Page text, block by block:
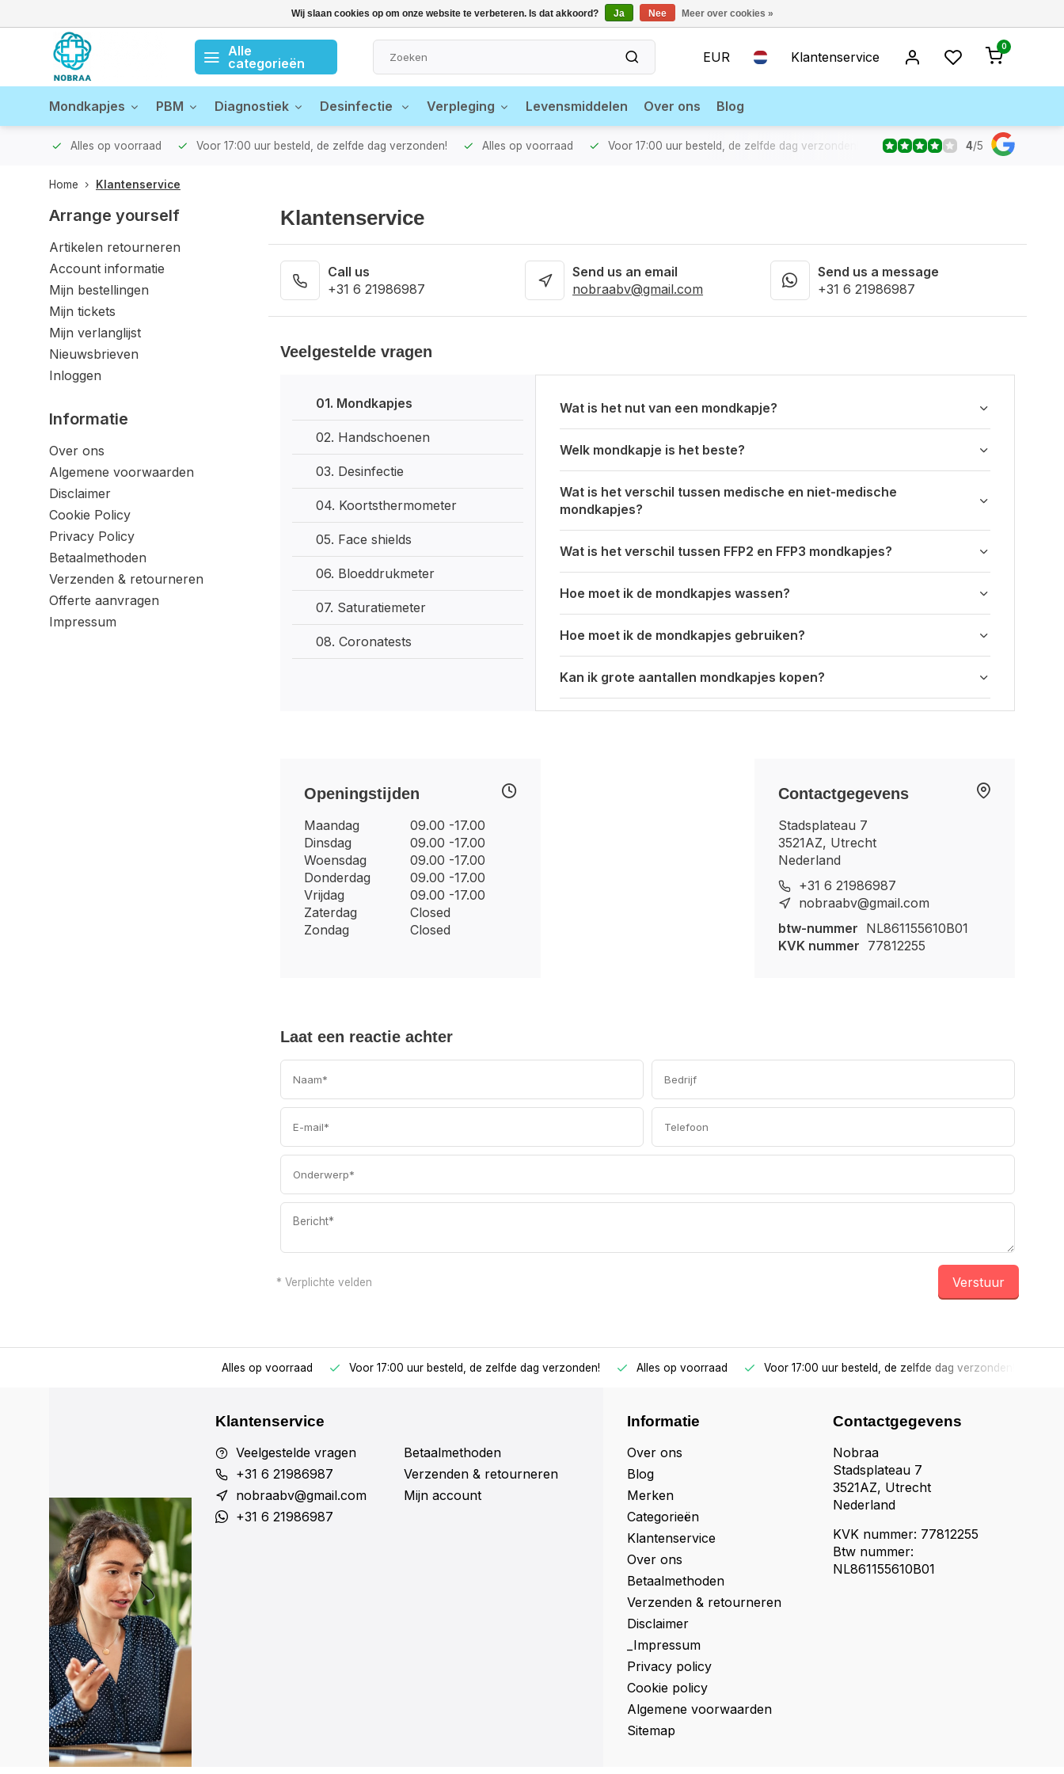
Alle
categorieën
EUR Klantenservice
0
Mondkapjes PBM Diagnostiek Desinfectie Verpleging Levensmiddelen Over ons Blog
Alles op voorraad Voor 17:00 uur besteld, de zelfde dag verzonden! Alles op voorraad Voor 17:00 uur besteld, de zelfde dag verzonden! 4/5
Home Klantenservice
Arrange yourself
Artikelen retourneren
Account informatie
Mijn bestellingen
Mijn tickets
Mijn verlanglijst
Nieuwsbrieven
Inloggen
Informatie
Over ons
Algemene voorwaarden
Disclaimer
Cookie Policy
Privacy Policy
Betaalmethoden
Verzenden & retourneren
Offerte aanvragen
Impressum
Klantenservice
Call us
+31 6 21986987
Send us an email
nobraabv@gmail.com
Send us a message
+31 6 21986987
Veelgestelde vragen
01. Mondkapjes
02. Handschoenen
03. Desinfectie
04. Koortsthermometer
05. Face shields
06. Bloeddrukmeter
07. Saturatiemeter
08. Coronatests
Wat is het nut van een mondkapje?
Welk mondkapje is het beste?
Wat is het verschil tussen medische en niet-medische
mondkapjes?
Wat is het verschil tussen FFP2 en FFP3 mondkapjes?
Hoe moet ik de mondkapjes wassen?
Hoe moet ik de mondkapjes gebruiken?
Kan ik grote aantallen mondkapjes kopen?
Openingstijden
Maandag
09.00 -17.00
Dinsdag
09.00 -17.00
Woensdag
09.00 -17.00
Donderdag
09.00 -17.00
Vrijdag
09.00 -17.00
Zaterdag
Closed
Zondag
Closed
Contactgegevens
Stadsplateau 7
3521AZ, Utrecht
Nederland
+31 6 21986987
nobraabv@gmail.com
btw-nummer NL861155610B01
KVK nummer 77812255
Laat een reactie achter
* Verplichte velden Verstuur
Alles op voorraad Voor 17:00 uur besteld, de zelfde dag verzonden! Alles op voorraad Voor 17:00 uur besteld, de zelfde dag verzonden!
Klantenservice
Veelgestelde vragen
+31 6 21986987
nobraabv@gmail.com
+31 6 21986987
Betaalmethoden
Verzenden & retourneren
Mijn account
Informatie
Over ons
Blog
Merken
Categorieën
Klantenservice
Over ons
Betaalmethoden
Verzenden & retourneren
Disclaimer
_Impressum
Privacy policy
Cookie policy
Algemene voorwaarden
Sitemap
Contactgegevens
Nobraa
Stadsplateau 7
3521AZ, Utrecht
Nederland
KVK nummer: 77812255
Btw nummer:
NL861155610B01
Wij slaan cookies op om onze website te verbeteren. Is dat akkoord? Ja Nee Meer over cookies »